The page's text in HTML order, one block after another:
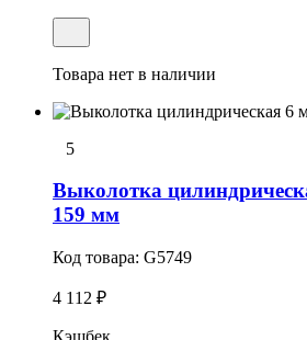
Товара нет в наличии
5
Выколотка
159 мм
Код товара: G5749
4 112 ₽
Кэшбек